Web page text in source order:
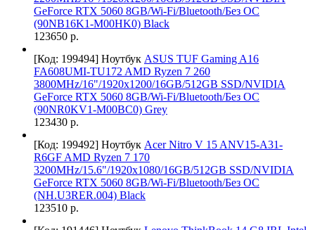
GeForce RTX 5060 8GB/Wi-Fi/Bluetooth/Без ОС
(90NB16K1-M00HK0) Black
123650 р.
[Код: 199494] Ноутбук ASUS TUF Gaming A16
FA608UMI-TU172 AMD Ryzen 7 260
3800MHz/16"/1920x1200/16GB/512GB SSD/NVIDIA
GeForce RTX 5060 8GB/Wi-Fi/Bluetooth/Без ОС
(90NR0KV1-M00BC0) Grey
123430 р.
[Код: 199492] Ноутбук Acer Nitro V 15 ANV15-A31-
R6GF AMD Ryzen 7 170
3200MHz/15.6"/1920x1080/16GB/512GB SSD/NVIDIA
GeForce RTX 5060 8GB/Wi-Fi/Bluetooth/Без ОС
(NH.U3RER.004) Black
123510 р.